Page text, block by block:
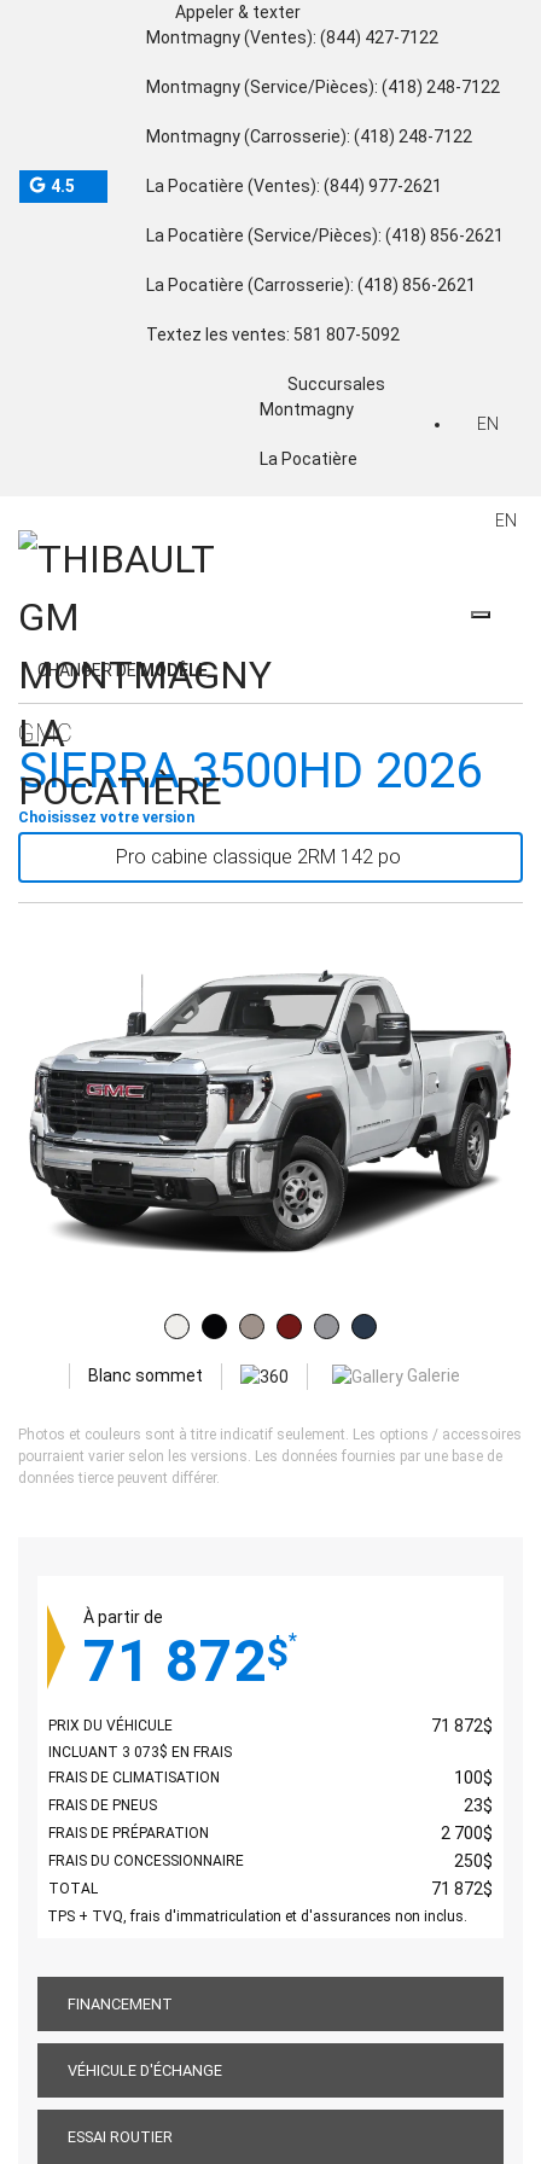
4.5
Appeler & texter
Montmagny (Ventes): (844) 427-7122
Montmagny (Service/Pièces): (418) 248-7122
Montmagny (Carrosserie): (418) 248-7122
La Pocatière (Ventes): (844) 977-2621
La Pocatière (Service/Pièces): (418) 856-2621
La Pocatière (Carrosserie): (418) 856-2621
Textez les ventes: 581 807-5092
Succursales
Montmagny
La Pocatière
EN
EN
CHANGER DE MODÈLE
GMC
SIERRA 3500HD 2026
Choisissez votre version
Pro cabine classique 2RM 142 po
Blanc sommet Galerie
Photos et couleurs sont à titre indicatif seulement. Les options / accessoires
pourraient varier selon les versions. Les données fournies par une base de
données tierce peuvent différer.
À partir de
71 872$*
PRIX DU VÉHICULE 71 872$
INCLUANT 3 073$ EN FRAIS
FRAIS DE CLIMATISATION
100$
FRAIS DE PNEUS 23$
FRAIS DE PRÉPARATION 2 700$
FRAIS DU CONCESSIONNAIRE 250$
TOTAL 71 872$
TPS + TVQ, frais d'immatriculation et d'assurances non inclus.
FINANCEMENT
VÉHICULE D'ÉCHANGE
ESSAI ROUTIER